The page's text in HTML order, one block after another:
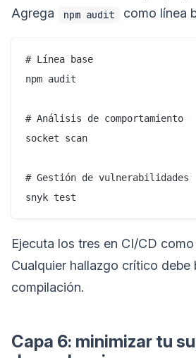
Agrega
npm audit como línea
# Línea base
npm audit
# Análisis de comportamiento
socket scan
# Gestión de vulnerabilidades
Ejecuta los tres en CI/CD
Cualquier hallazgo crítico debe
compilación.
Capa 6: minimizar tu